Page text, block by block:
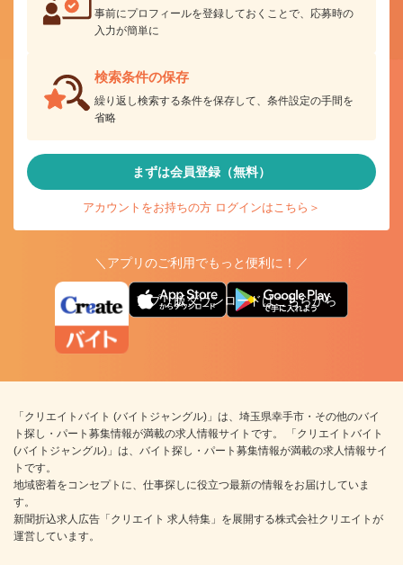
事前にプロフィールを登録しておくことで、応募時の
入力が簡単に
検索条件の保存
繰り返し検索する条件を保存して、条件設定の手間を
省略
まずは会員登録（無料）
アカウントをお持ちの方 ログインはこちら＞
＼アプリのご利用でもっと便利に！／
アプリ版ダウンロードはこちらから
「クリエイトバイト (バイトジャングル)」は、埼玉県幸手市・その他のバイ
ト探し・パート募集情報が満載の求人情報サイトです。 「クリエイトバイト
(バイトジャングル)」は、バイト探し・パート募集情報が満載の求人情報サイ
トです。
地域密着をコンセプトに、仕事探しに役立つ最新の情報をお届けしていま
す。
新聞折込求人広告「クリエイト 求人特集」を展開する株式会社クリエイトが
運営しています。